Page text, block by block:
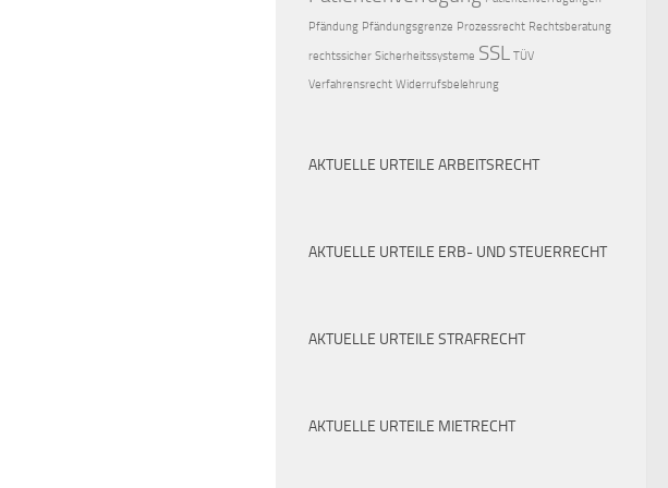
Pfändung Pfändungsgrenze Prozessrecht Rechtsberatung
rechtssicher Sicherheitssysteme SSL TÜV
Verfahrensrecht Widerrufsbelehrung
AKTUELLE URTEILE ARBEITSRECHT
AKTUELLE URTEILE ERB- UND STEUERRECHT
AKTUELLE URTEILE STRAFRECHT
AKTUELLE URTEILE MIETRECHT